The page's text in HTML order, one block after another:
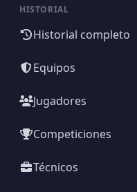
HISTORIAL
Historial completo
Equipos
Jugadores
Competiciones
Técnicos